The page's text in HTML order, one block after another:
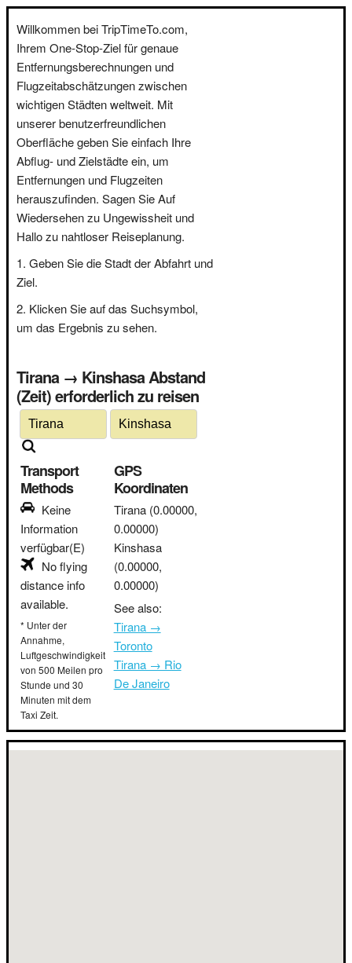
Willkommen bei TripTimeTo.com,
Ihrem One-Stop-Ziel für genaue
Entfernungsberechnungen und
Flugzeitabschätzungen zwischen
wichtigen Städten weltweit. Mit
unserer benutzerfreundlichen
Oberfläche geben Sie einfach Ihre
Abflug- und Zielstädte ein, um
Entfernungen und Flugzeiten
herauszufinden. Sagen Sie Auf
Wiedersehen zu Ungewissheit und
Hallo zu nahtloser Reiseplanung.
Geben Sie die Stadt der Abfahrt und
Ziel.
Klicken Sie auf das Suchsymbol,
um das Ergebnis zu sehen.
Tirana → Kinshasa Abstand
(Zeit) erforderlich zu reisen
Transport
Methods
Keine
Information
verfügbar(E)
No flying
distance info
available.
* Unter der
Annahme,
Luftgeschwindigkeit
von 500 Meilen pro
Stunde und 30
Minuten mit dem
Taxi Zeit.
GPS
Koordinaten
Tirana (0.00000,
0.00000)
Kinshasa
(0.00000,
0.00000)
See also:
Tirana →
Toronto
Tirana → Rio
De Janeiro